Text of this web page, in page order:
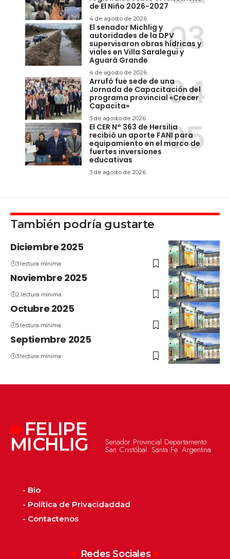
de El Niño 2026-2027
4 de agosto de 2026
El senador Michlig y
autoridades de la DPV
supervisaron obras hídricas y
viales en Villa Saralegui y
Aguará Grande
4 de agosto de 2026
Arrufó fue sede de una
Jornada de Capacitación del
programa provincial «Crecer
Capacita»
3 de agosto de 2026
El CER N° 363 de Hersilia
recibió un aporte FANI para
equipamiento en el marco de
fuertes inversiones
educativas
3 de agosto de 2026
También podría gustarte
Diciembre 2025
3 lectura mínima
Noviembre 2025
2 lectura mínima
Octubre 2025
5 lectura mínima
Septiembre 2025
3 lectura mínima
FELIPE
MICHLIG Senador Provincial Departamento
San Cristóbal. Santa Fe. Argentina
- Bio
- Política de Privacidaddad
- Contactenos
Redes Sociales